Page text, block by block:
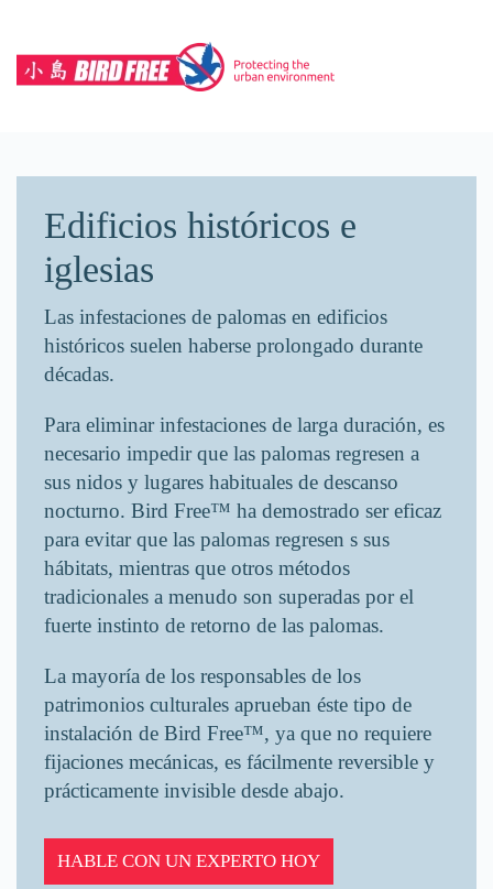
Skip to main content
Edificios históricos e
iglesias
Las infestaciones de palomas en edificios
históricos suelen haberse prolongado durante
décadas.
Para eliminar infestaciones de larga duración, es
necesario impedir que las palomas regresen a
sus nidos y lugares habituales de descanso
nocturno. Bird Free™ ha demostrado ser eficaz
para evitar que las palomas regresen s sus
hábitats, mientras que otros métodos
tradicionales a menudo son superadas por el
fuerte instinto de retorno de las palomas.
La mayoría de los responsables de los
patrimonios culturales aprueban éste tipo de
instalación de Bird Free™, ya que no requiere
fijaciones mecánicas, es fácilmente reversible y
prácticamente invisible desde abajo.
HABLE CON UN EXPERTO HOY